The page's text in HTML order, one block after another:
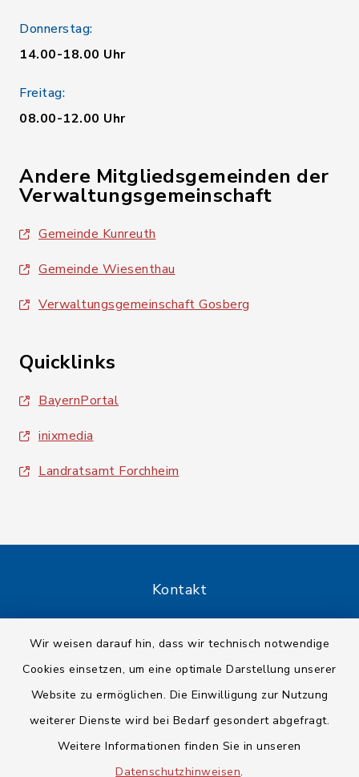
Wir weisen darauf hin, dass wir technisch notwendige
Cookies einsetzen, um eine optimale Darstellung unserer
Website zu ermöglichen. Die Einwilligung zur Nutzung
weiterer Dienste wird bei Bedarf gesondert abgefragt.
Weitere Informationen finden Sie in unseren
Datenschutzhinweisen.
Donnerstag:
14.00-18.00 Uhr
Freitag:
08.00-12.00 Uhr
Andere Mitgliedsgemeinden der
Verwaltungsgemeinschaft
Gemeinde Kunreuth
Gemeinde Wiesenthau
Verwaltungsgemeinschaft Gosberg
Quicklinks
BayernPortal
inixmedia
Landratsamt Forchheim
Kontakt
Datenschutz
Impressum
Sitemap